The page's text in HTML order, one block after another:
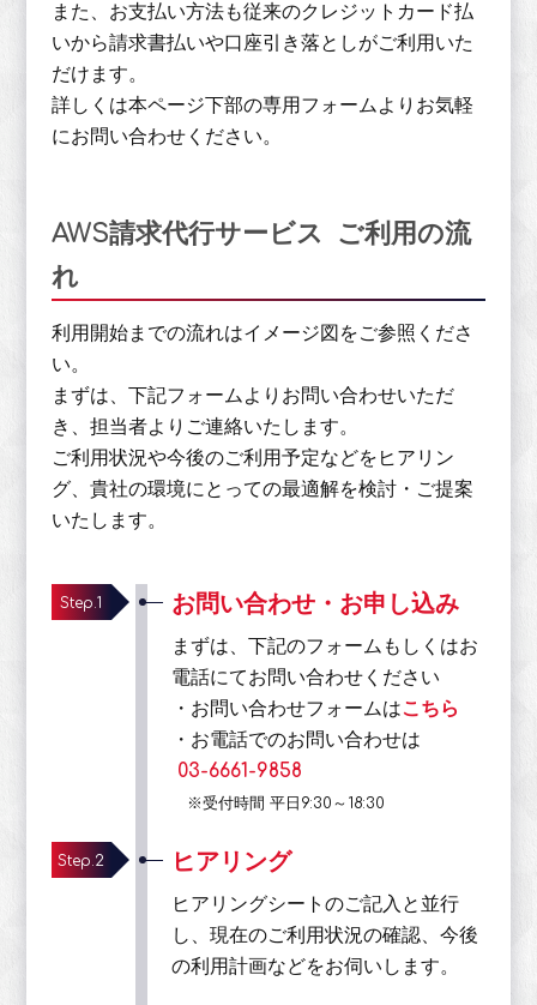
また、お支払い方法も従来のクレジットカード払
いから請求書払いや口座引き落としがご利用いた
だけます。
詳しくは本ページ下部の専用フォームよりお気軽
にお問い合わせください。
AWS請求代行サービス ご利用の流
れ
利用開始までの流れはイメージ図をご参照くださ
い。
まずは、下記フォームよりお問い合わせいただ
き、担当者よりご連絡いたします。
ご利用状況や今後のご利用予定などをヒアリン
グ、貴社の環境にとっての最適解を検討・ご提案
いたします。
Step.1 お問い合わせ・お申し込み
まずは、下記のフォームもしくはお
電話にてお問い合わせください
・お問い合わせフォームはこちら
・お電話でのお問い合わせは
03-6661-9858
※受付時間 平日9:30～18:30
Step.2 ヒアリング
ヒアリングシートのご記入と並行
し、現在のご利用状況の確認、今後
の利用計画などをお伺いします。